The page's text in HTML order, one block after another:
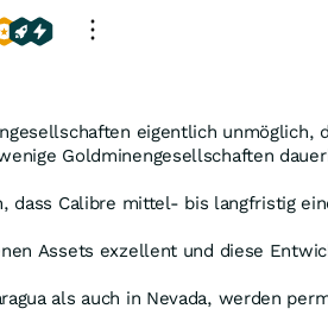
eigentlich
Goldminengesellschaften
dass Calibre mittel- bis langfristig
Assets exzellent und diese
als auch in Nevada, werden